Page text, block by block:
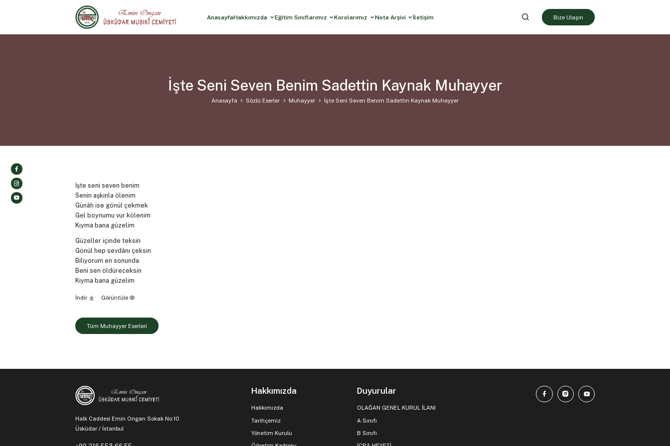
AnasayfaHakkımızda Eğitim Sınıflarımız Korolarımız Nota Arşivi İletişim Bize Ulaşın
İşte Seni Seven Benim Sadettin Kaynak Muhayyer
Anasayfa Sözlü Eserler Muhayyer İşte Seni Seven Benim Sadettin Kaynak Muhayyer
İşte seni seven benim
Senin aşkınla ölenim
Günâh ise gönül çekmek
Gel boynumu vur kölenim
Kıyma bana güzelim
Güzeller içinde teksin
Gönül hep sevdânı çeksin
Biliyorum en sonunda
Beni sen öldüreceksin
Kıyma bana güzelim
İndir Görüntüle
Tüm Muhayyer Eserleri
Halk Caddesi Emin Ongan Sokak No:10
Üsküdar / İstanbul
Hakkımızda
Hakkımızda
Tarihçemiz
Yönetim Kurulu
Duyurular
OLAĞAN GENEL KURUL İLANI
A Sınıfı
B Sınıfı